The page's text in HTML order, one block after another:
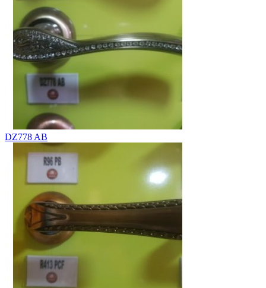
DZ778 AB